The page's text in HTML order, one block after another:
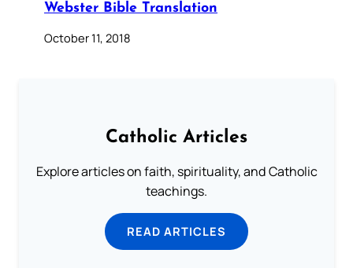
Webster Bible Translation
October 11, 2018
Catholic Articles
Explore articles on faith, spirituality, and Catholic
teachings.
READ ARTICLES